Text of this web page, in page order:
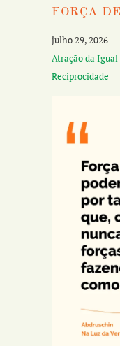
FORÇA
julho 29, 2026
Atração da Igual
Reciprocidade